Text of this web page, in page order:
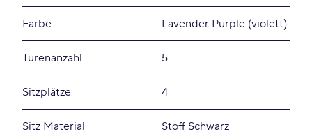
Farbe Lavender Purple (violett)
Türenanzahl 5
Sitzplätze 4
Sitz Material Stoff Schwarz